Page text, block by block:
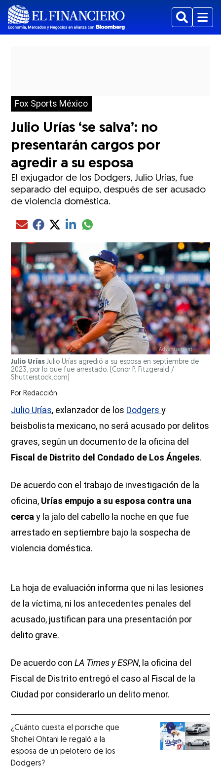
BuscarMenu
Fox Sports México
Julio Urías ‘se salva’: no
presentarán cargos por
agredir a su esposa
El exjugador de los Dodgers, Julio Urías, fue
separado del equipo, después de ser acusado
de violencia doméstica.
Compartir el artículo actual mediante Email
Compartir el artículo actual mediante Facebook
Compartir el artículo actual mediante Twitter
Compartir el artículo actual mediante LinkedIn
Compartir el artículo actual mediante
Julio UríasJulio Urías agredió a su esposa en septiembre de
2023, por lo que fue arrestado.
(Conor P. Fitzgerald /
Shutterstock.com)
Por Redacción
Julio Urías, exlanzador de los Dodgersy
beisbolista mexicano, no será acusado por delitos
graves, según un documento de la oficina del
Fiscal de Distrito del Condado de Los Ángeles.
De acuerdo con el trabajo de investigación de la
oficina, Urías empujo a su esposa contra una
cerca y la jalo del cabello la noche en que fue
arrestado en septiembre bajo la sospecha de
violencia doméstica.
La hoja de evaluación informa que ni las lesiones
de la víctima, ni los antecedentes penales del
acusado, justifican para una presentación por
delito grave.
De acuerdo conLA Times y ESPN, la oficina del
Fiscal de Distrito entregó el caso al Fiscal de la
Ciudad por considerarlo un delito menor.
¿Cuánto cuesta el porsche que
Shohei Ohtani le regaló a la
esposa de un pelotero de los
Dodgers?